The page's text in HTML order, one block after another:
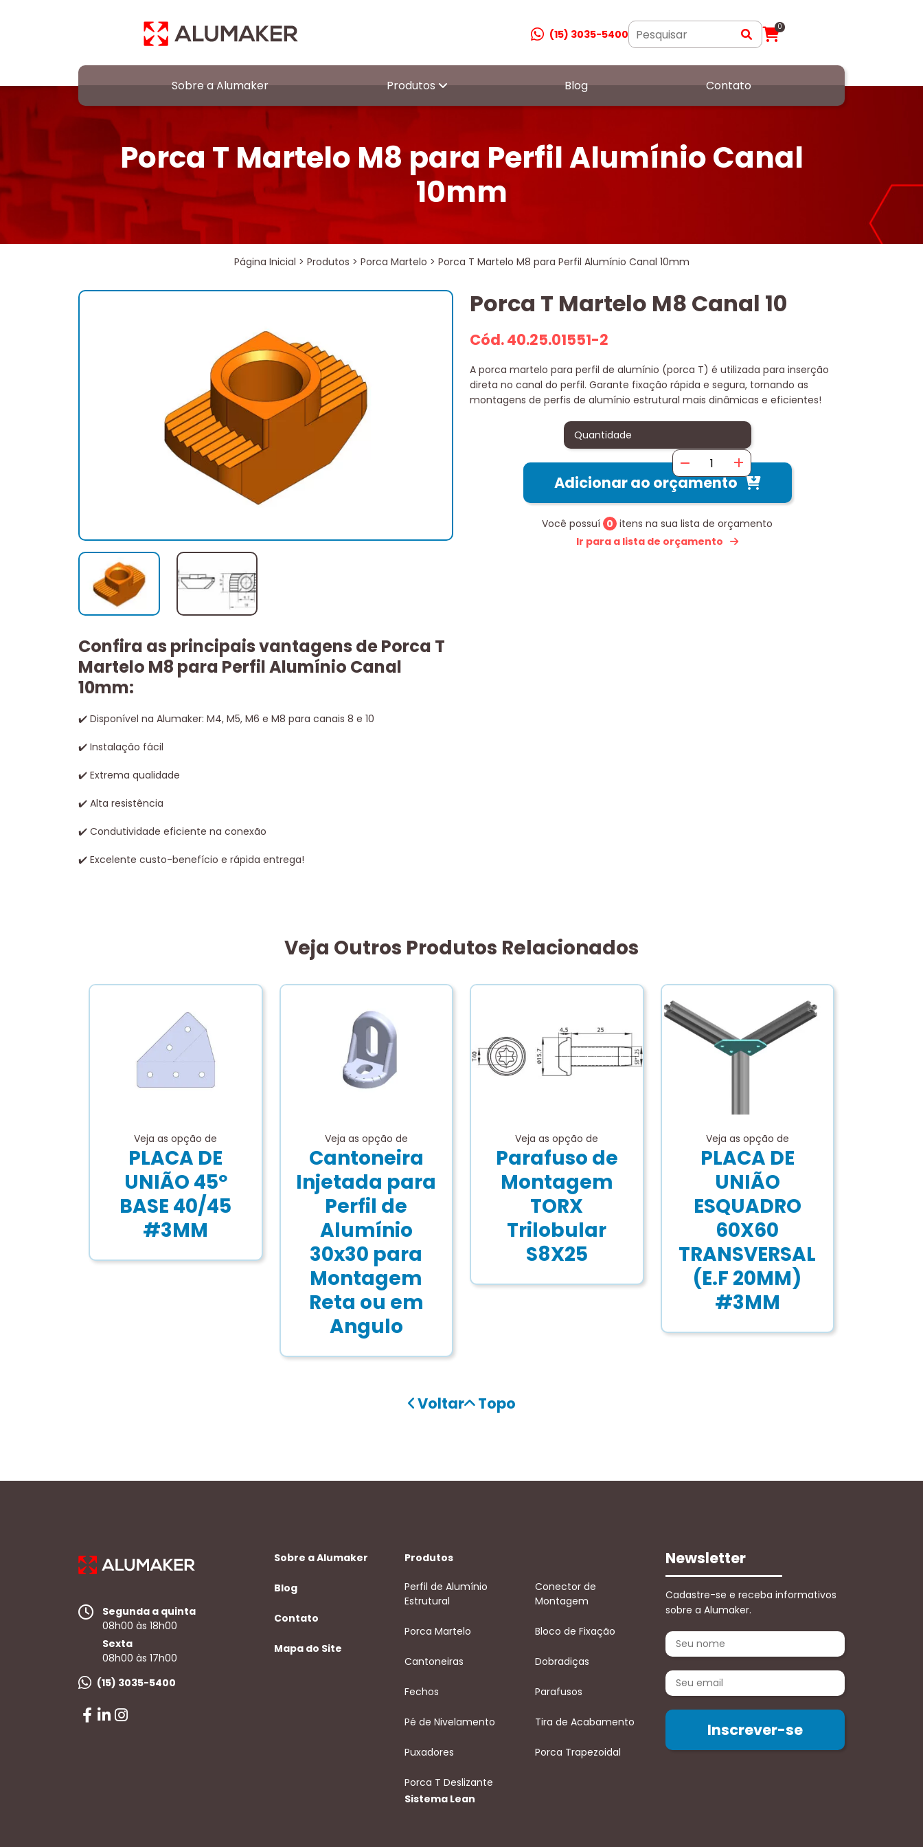
(15) 3035-5400
0
Sobre a Alumaker Produtos Blog Contato
Porca T Martelo M8 para Perfil Alumínio Canal
10mm
Página Inicial > Produtos > Porca Martelo > Porca T Martelo M8 para Perfil Alumínio Canal 10mm
Confira as principais vantagens de Porca T
Martelo M8 para Perfil Alumínio Canal
10mm:
✔ ️ Disponível na Alumaker: M4, M5, M6 e M8 para canais 8 e 10
✔ ️ Instalação fácil
✔ ️ Extrema qualidade
✔ ️ Alta resistência
✔ ️ Condutividade eficiente na conexão
✔ ️ Excelente custo-benefício e rápida entrega!
Porca T Martelo M8 Canal 10
Cód. 40.25.01551-2
A porca martelo para perfil de alumínio (porca T) é utilizada para inserção
direta no canal do perfil. Garante fixação rápida e segura, tornando as
montagens de perfis de alumínio estrutural mais dinâmicas e eficientes!
Quantidade
Adicionar ao orçamento
Você possuí 0 itens na sua lista de orçamento
Ir para a lista de orçamento
Veja Outros Produtos Relacionados
Veja as opção de
PLACA DE
UNIÃO 45º
BASE 40/45
#3MM
Veja as opção de
Cantoneira
Injetada para
Perfil de
Alumínio
30x30 para
Montagem
Reta ou em
Angulo
Veja as opção de
Parafuso de
Montagem
TORX
Trilobular
S8X25
Veja as opção de
PLACA DE
UNIÃO
ESQUADRO
60X60
TRANSVERSAL
(E.F 20MM)
#3MM
Voltar Topo
Segunda a quinta
08h00 às 18h00
Sexta
08h00 às 17h00
(15) 3035-5400
Sobre a Alumaker
Blog
Contato
Mapa do Site
Produtos
Perfil de Alumínio
Estrutural
Conector de
Montagem
Porca Martelo Bloco de Fixação
Cantoneiras Dobradiças
Fechos Parafusos
Pé de Nivelamento Tira de Acabamento
Puxadores Porca Trapezoidal
Porca T Deslizante
Sistema Lean
Newsletter
Cadastre-se e receba informativos
sobre a Alumaker.